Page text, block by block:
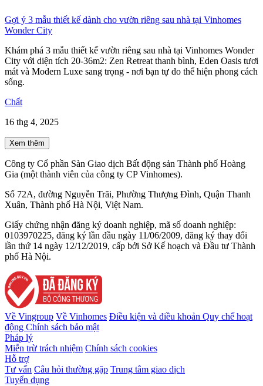
Gợi ý 3 mẫu thiết kế dành cho vườn riêng sau nhà tại Vinhomes
Wonder City
Khám phá 3 mẫu thiết kế vườn riêng sau nhà tại Vinhomes Wonder
City với diện tích 20-36m2: Zen Retreat thanh bình, Eden Oasis tươi
mát và Modern Luxe sang trọng - nơi bạn tự do thể hiện phong cách
sống.
Chất
16 thg 4, 2025
Xem thêm
Công ty Cổ phần Sàn Giao dịch Bất động sản Thành phố Hoàng
Gia (một thành viên của công ty CP Vinhomes).
Số 72A, đường Nguyễn Trãi, Phường Thượng Đình, Quận Thanh
Xuân, Thành phố Hà Nội, Việt Nam.
Giấy chứng nhận đăng ký doanh nghiệp, mã số doanh nghiệp:
0103970225, đăng ký lần đầu ngày 11/06/2009, đăng ký thay đổi
lần thứ 14 ngày 12/12/2019, cấp bởi Sở Kế hoạch và Đầu tư Thành
phố Hà Nội.
Về Vingroup Về Vinhomes Điều kiện và điều khoản Quy chế hoạt
động Chính sách bảo mật
Pháp lý
Miễn trừ trách nhiệm Chính sách cookies
Hỗ trợ
Tư vấn Câu hỏi thường gặp Trung tâm giao dịch
Tuyển dụng